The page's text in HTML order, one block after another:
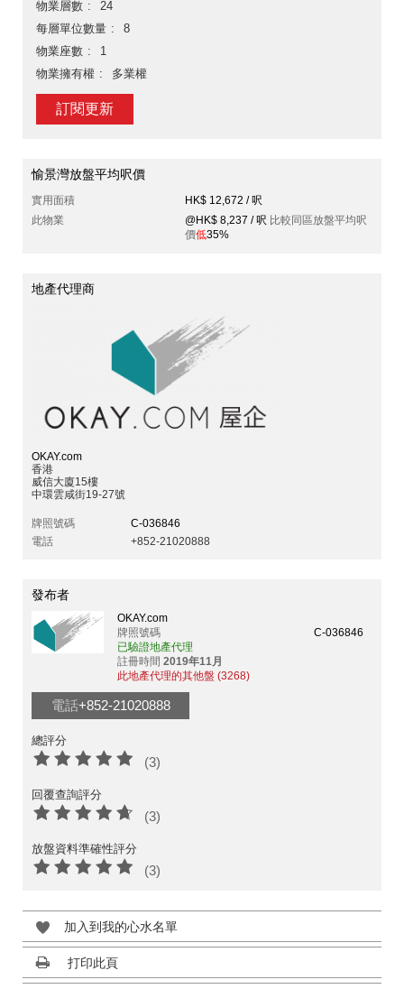
物業層數
24
每層單位數量
8
物業座數
1
物業擁有權
多業權
訂閱更新
愉景灣放盤平均呎價
實用面積
HK$ 12,672 / 呎
此物業
@HK$ 8,237 / 呎 比較同區放盤平均呎
價低35%
地產代理商
OKAY.com
香港
威信大廈15樓
中環雲咸街19-27號
牌照號碼
C-036846
電話
+852-21020888
發布者
OKAY.com
牌照號碼
C-036846
已驗證地產代理
註冊時間 2019年11月
此地產代理的其他盤 (3268)
電話+852-21020888
總評分
(3)
回覆查詢評分
(3)
放盤資料準確性評分
(3)
加入到我的心水名單
打印此頁